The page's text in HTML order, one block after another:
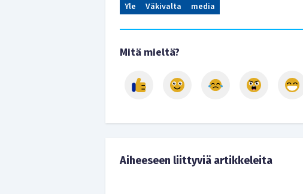
Yle
Väkivalta media
Mitä mieltä?
Aiheeseen liittyviä artikkeleita